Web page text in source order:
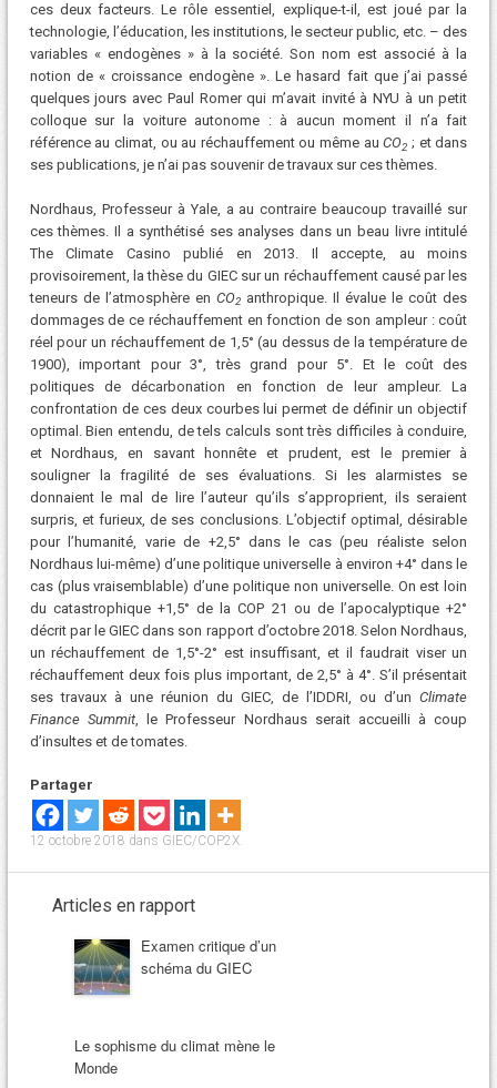
ces deux facteurs. Le rôle essentiel, explique-t-il, est joué par la
technologie, l’éducation, les institutions, le secteur public, etc. – des
variables « endogènes » à la société. Son nom est associé à la
notion de « croissance endogène ». Le hasard fait que j’ai passé
quelques jours avec Paul Romer qui m’avait invité à NYU à un petit
colloque sur la voiture autonome : à aucun moment il n’a fait
référence au climat, ou au réchauffement ou même auCO2 ; et dans
ses publications, je n’ai pas souvenir de travaux sur ces thèmes.
Nordhaus, Professeur à Yale, a au contraire beaucoup travaillé sur
ces thèmes. Il a synthétisé ses analyses dans un beau livre intitulé
The Climate Casino publié en 2013. Il accepte, au moins
provisoirement, la thèse du GIEC sur un réchauffement causé par les
teneurs de l’atmosphère en CO2anthropique. Il évalue le coût des
dommages de ce réchauffement en fonction de son ampleur : coût
réel pour un réchauffement de 1,5° (au dessus de la température de
1900), important pour 3°, très grand pour 5°. Et le coût des
politiques de décarbonation en fonction de leur ampleur. La
confrontation de ces deux courbes lui permet de définir un objectif
optimal. Bien entendu, de tels calculs sont très difficiles à conduire,
et Nordhaus, en savant honnête et prudent, est le premier à
souligner la fragilité de ses évaluations. Si les alarmistes se
donnaient le mal de lire l’auteur qu’ils s’approprient, ils seraient
surpris, et furieux, de ses conclusions. L’objectif optimal, désirable
pour l’humanité, varie de +2,5° dans le cas (peu réaliste selon
Nordhaus lui-même) d’une politique universelle à environ +4° dans le
cas (plus vraisemblable) d’une politique non universelle. On est loin
du catastrophique +1,5° de la COP 21 ou de l’apocalyptique +2°
décrit par le GIEC dans son rapport d’octobre 2018. Selon Nordhaus,
un réchauffement de 1,5°-2° est insuffisant, et il faudrait viser un
réchauffement deux fois plus important, de 2,5° à 4°. S’il présentait
ses travaux à une réunion du GIEC, de l’IDDRI, ou d’unClimate
Finance Summit, le Professeur Nordhaus serait accueilli à coup
d’insultes et de tomates.
Partager
12 octobre 2018 dans GIEC/COP2X.
Articles en rapport
Examen critique d’un
schéma du GIEC
Le sophisme du climat mène le
Monde